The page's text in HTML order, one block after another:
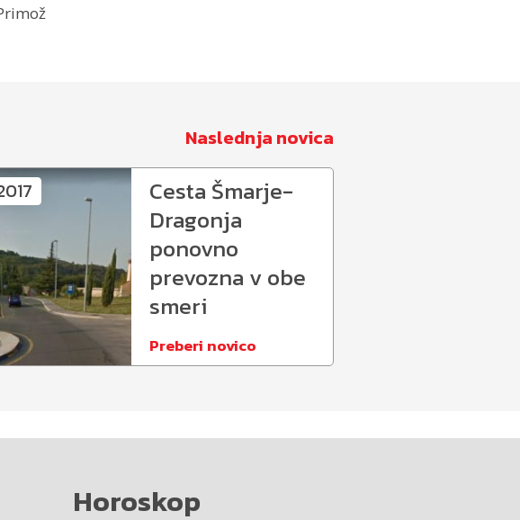
Naslednja novica
Cesta Šmarje-
Dragonja
ponovno
prevozna v obe
smeri
Preberi novico
Horoskop